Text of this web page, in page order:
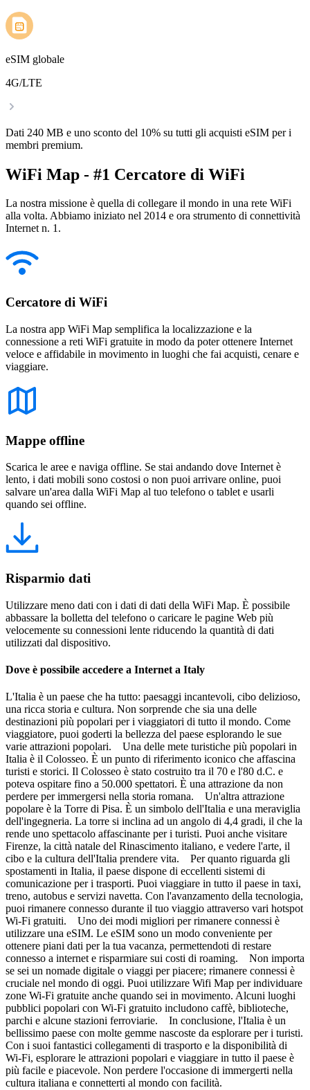
eSIM globale
4G/LTE
Dati 240 MB e uno sconto del 10% su tutti gli acquisti eSIM per i
membri premium.
WiFi Map - #1 Cercatore di WiFi
La nostra missione è quella di collegare il mondo in una rete WiFi
alla volta. Abbiamo iniziato nel 2014 e ora strumento di connettività
Internet n. 1.
Cercatore di WiFi
La nostra app WiFi Map semplifica la localizzazione e la
connessione a reti WiFi gratuite in modo da poter ottenere Internet
veloce e affidabile in movimento in luoghi che fai acquisti, cenare e
viaggiare.
Mappe offline
Scarica le aree e naviga offline. Se stai andando dove Internet è
lento, i dati mobili sono costosi o non puoi arrivare online, puoi
salvare un'area dalla WiFi Map al tuo telefono o tablet e usarli
quando sei offline.
Risparmio dati
Utilizzare meno dati con i dati di dati della WiFi Map. È possibile
abbassare la bolletta del telefono o caricare le pagine Web più
velocemente su connessioni lente riducendo la quantità di dati
utilizzati dal dispositivo.
Dove è possibile accedere a Internet a Italy
L'Italia è un paese che ha tutto: paesaggi incantevoli, cibo delizioso,
una ricca storia e cultura. Non sorprende che sia una delle
destinazioni più popolari per i viaggiatori di tutto il mondo. Come
viaggiatore, puoi goderti la bellezza del paese esplorando le sue
varie attrazioni popolari. Una delle mete turistiche più popolari in
Italia è il Colosseo. È un punto di riferimento iconico che affascina
turisti e storici. Il Colosseo è stato costruito tra il 70 e l'80 d.C. e
poteva ospitare fino a 50.000 spettatori. È una attrazione da non
perdere per immergersi nella storia romana. Un'altra attrazione
popolare è la Torre di Pisa. È un simbolo dell'Italia e una meraviglia
dell'ingegneria. La torre si inclina ad un angolo di 4,4 gradi, il che la
rende uno spettacolo affascinante per i turisti. Puoi anche visitare
Firenze, la città natale del Rinascimento italiano, e vedere l'arte, il
cibo e la cultura dell'Italia prendere vita. Per quanto riguarda gli
spostamenti in Italia, il paese dispone di eccellenti sistemi di
comunicazione per i trasporti. Puoi viaggiare in tutto il paese in taxi,
treno, autobus e servizi navetta. Con l'avanzamento della tecnologia,
puoi rimanere connesso durante il tuo viaggio attraverso vari hotspot
Wi-Fi gratuiti. Uno dei modi migliori per rimanere connessi è
utilizzare una eSIM. Le eSIM sono un modo conveniente per
ottenere piani dati per la tua vacanza, permettendoti di restare
connesso a internet e risparmiare sui costi di roaming. Non importa
se sei un nomade digitale o viaggi per piacere; rimanere connessi è
cruciale nel mondo di oggi. Puoi utilizzare Wifi Map per individuare
zone Wi-Fi gratuite anche quando sei in movimento. Alcuni luoghi
pubblici popolari con Wi-Fi gratuito includono caffè, biblioteche,
parchi e alcune stazioni ferroviarie. In conclusione, l'Italia è un
bellissimo paese con molte gemme nascoste da esplorare per i turisti.
Con i suoi fantastici collegamenti di trasporto e la disponibilità di
Wi-Fi, esplorare le attrazioni popolari e viaggiare in tutto il paese è
più facile e piacevole. Non perdere l'occasione di immergerti nella
cultura italiana e connetterti al mondo con facilità.